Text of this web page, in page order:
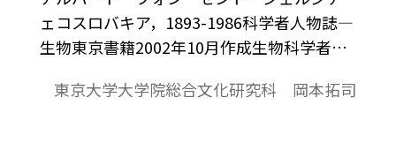
ェコスロバキア，1893-1986科学者人物誌―
生物東京書籍2002年10月作成生物科学者
用機序を解明して新しい研究分野を開拓し
東京大学大学院総合文化研究科 岡本拓司